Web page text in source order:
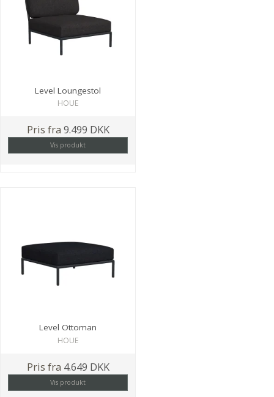
Level Loungestol
HOUE
Pris fra 9.499 DKK
Vis produkt
Level Ottoman
HOUE
Pris fra 4.649 DKK
Vis produkt